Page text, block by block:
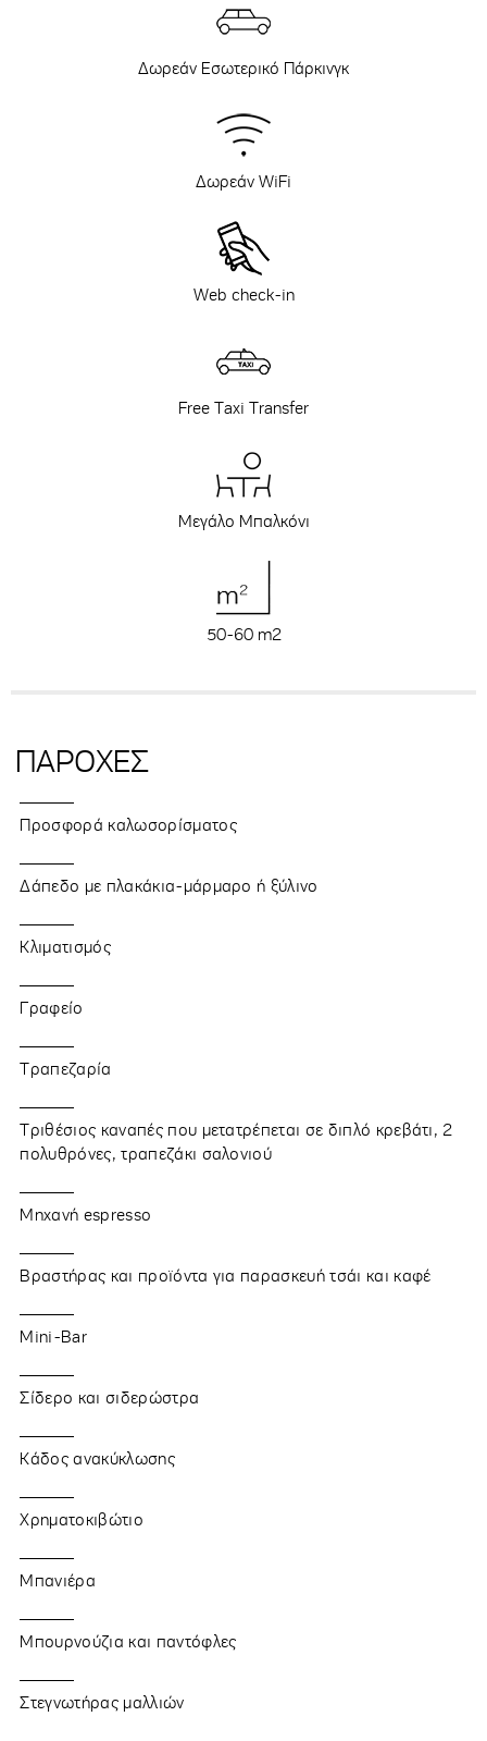
Δωρεάν Εσωτερικό Πάρκινγκ
Δωρεάν WiFi
Web check-in
Free Taxi Transfer
Μεγάλο Μπαλκόνι
50-60 m2
ΠΑΡΟΧΕΣ
Προσφορά καλωσορίσματος
Δάπεδο με πλακάκια-μάρμαρο ή ξύλινο
Κλιματισμός
Γραφείο
Τραπεζαρία
Τριθέσιος καναπές που μετατρέπεται σε διπλό κρεβάτι, 2
πολυθρόνες, τραπεζάκι σαλονιού
Μηχανή espresso
Βραστήρας και προϊόντα για παρασκευή τσάι και καφέ
Mini-Bar
Σίδερο και σιδερώστρα
Κάδος ανακύκλωσης
Χρηματοκιβώτιο
Μπανιέρα
Μπουρνούζια και παντόφλες
Στεγνωτήρας μαλλιών